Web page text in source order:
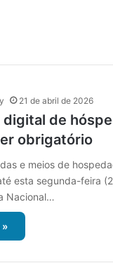
21 de abril de 2026
digital de
obrigatório
e meios de
esta segunda-feira
Nacional…
»